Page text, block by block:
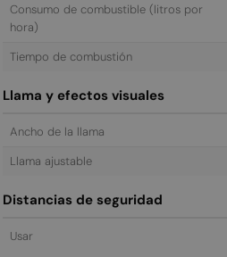
Consumo de combustible (litros por
hora)
Tiempo de combustión
Llama y efectos visuales
Ancho de la llama
Llama ajustable
Distancias de seguridad
Usar